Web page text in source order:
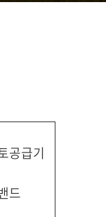
공급기
드